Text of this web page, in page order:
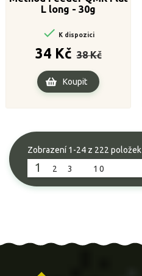
L long - 30g
 K dispozici
34 Kč cena
38 Kč
Cena
Koupit
Zobrazení 1-24 z 222 položek
1 2 3 10